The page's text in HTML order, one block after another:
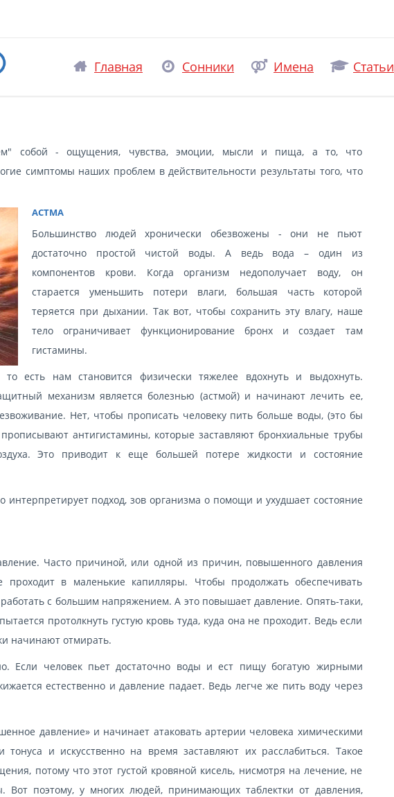
Главная Сонники Имена Статьи
собой - ощущения, чувства, эмоции, мысли и пища, а то, что
симптомы наших проблем в действительности результаты того, что
АСТМА
Большинство людей хронически обезвожены - они не пьют
достаточно простой чистой воды. А ведь вода – один из
компонентов крови. Когда организм недополучает воду, он
старается уменьшить потери влаги, большая часть которой
теряется при дыхании. Так вот, чтобы сохранить эту влагу, наше
тело ограничивает функционирование бронх и создает там
гистамины.
есть нам становится физически тяжелее вдохнуть и выдохнуть.
механизм является болезнью (астмой) и начинают лечить ее,
Нет, чтобы прописать человеку пить больше воды, (это бы
антигистамины, которые заставляют бронхиальные трубы
Это приводит к еще большей потере жидкости и состояние
подход, зов организма о помощи и ухудшает состояние
Часто причиной, или одной из причин, повышенного давления
проходит в маленькие капилляры. Чтобы продолжать обеспечивать
с большим напряжением. А это повышает давление. Опять-таки,
протолкнуть густую кровь туда, куда она не проходит. Ведь если
начинают отмирать.
Если человек пьет достаточно воды и ест пищу богатую жирными
естественно и давление падает. Ведь легче же пить воду через
давление» и начинает атаковать артерии человека химическими
и искусственно на время заставляют их расслабиться. Такое
потому что этот густой кровяной кисель, нисмотря на лечение, не
Вот поэтому, у многих людей, принимающих таблектки от давления,